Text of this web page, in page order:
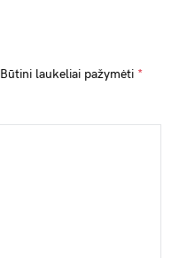
Būtini laukeliai pažymėti *